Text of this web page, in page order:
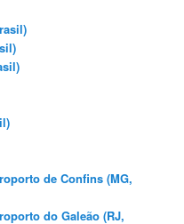
de Confins (MG,
do Galeão (RJ,